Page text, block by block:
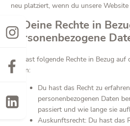
neu platziert, wenn du unsere
9. Deine Rechte in
personenbezogene
Du hast folgende Rechte in Bezug auf
Daten:
Du hast das Recht zu
personenbezogenen Daten
passiert und wie lange sie
Auskunftsrecht: Du hast das